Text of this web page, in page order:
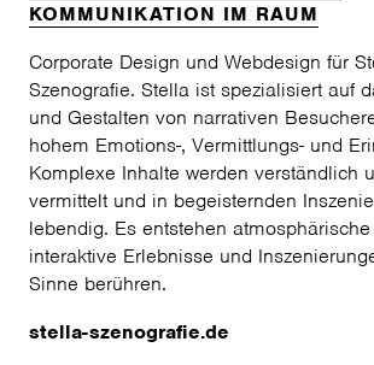
KOMMUNIKATION IM RAUM
Corporate Design und Webdesign für
Szenografie. Stella ist spezialisiert auf
und Gestalten von narrativen
hohem Emotions-, Vermittlungs- und
Komplexe Inhalte werden verständlich
vermittelt und in begeisternden
lebendig. Es entstehen
interaktive Erlebnisse und
Sinne berühren.
stella-szenografie.de